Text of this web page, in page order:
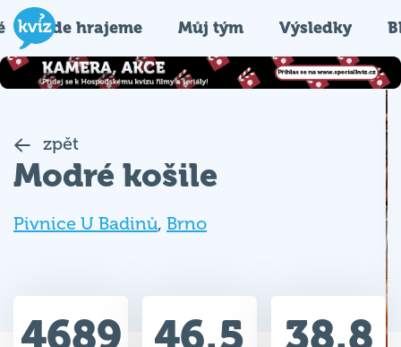
Kde hrajeme Můj tým Výsledky
zpět
Modré košile
Pivnice U Badinů, Brno
4689 46.5 38.8